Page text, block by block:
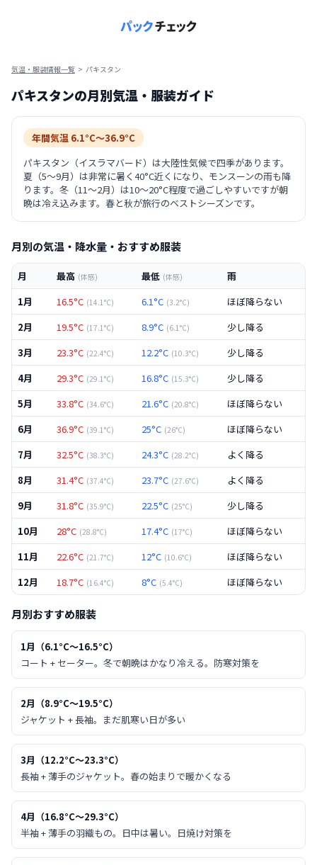
気温・服装情報一覧 > パキスタン
パキスタンの月別気温・服装ガイド
年間気温 6.1°C〜36.9°C
パキスタン（イスラマバード）は大陸性気候で四季があります。
夏（5〜9月）は非常に暑く40°C近くになり、モンスーンの雨も降
ります。冬（11〜2月）は10〜20°C程度で過ごしやすいですが朝
晩は冷え込みます。春と秋が旅行のベストシーズンです。
月別の気温・降水量・おすすめ服装
月 最高 (体感) 最低 (体感)
雨
1月
16.5°C (14.1 °C) 6.1 °C (3.2°C)
ほぼ降らない
2月
19.5°C (17.1 °C) 8.9°C (6.1 °C)
少し降る
3月
23.3°C (22.4°C) 12.2°C (10.3°C)
少し降る
4月
29.3°C (29.1 °C) 16.8°C (15.3°C)
少し降る
5月
33.8°C (34.6°C) 21.6°C (20.8°C)
ほぼ降らない
6月
36.9°C (39.1 °C) 25°C (26°C)
ほぼ降らない
7月
32.5°C (38.3°C) 24.3°C (28.2°C)
よく降る
8月
31.4°C (37.4°C) 23.7°C (27.6°C)
よく降る
9月
31.8°C (35.9°C) 22.5°C (25°C)
少し降る
10月
28°C (28.8°C) 17.4°C (17°C)
ほぼ降らない
11月
22.6°C (21.7°C) 12°C (10.6°C)
ほぼ降らない
12月
18.7°C (16.4°C) 8°C (5.4°C) ほぼ降らない
月別おすすめ服装
1月 （6.1°C〜16.5°C）
コート + セーター。冬で朝晩はかなり冷える。防寒対策を
2月 （8.9°C〜19.5°C）
ジャケット + 長袖。まだ肌寒い日が多い
3月 （12.2°C〜23.3°C）
長袖 + 薄手のジャケット。春の始まりで暖かくなる
4月 （16.8°C〜29.3°C）
半袖 + 薄手の羽織もの。日中は暑い。日焼け対策を